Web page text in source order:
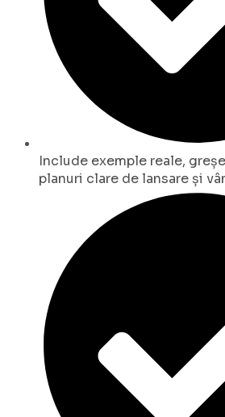
Include exemple reale,
planuri clare de lansare și